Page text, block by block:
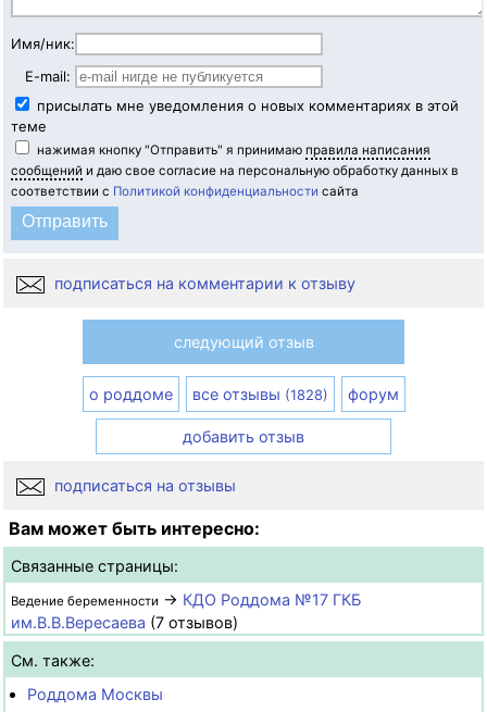
Имя/ник:
E-mail:
присылать мне уведомления о новых комментариях в этой
теме
нажимая кнопку "Отправить" я принимаю правила написания
сообщений и даю свое согласие на персональную обработку данных в
соответствии с Политикой конфиденциальности сайта
подписаться на комментарии к отзыву
следующий отзыв
о роддоме все отзывы (1828) форум
добавить отзыв
подписаться на отзывы
Вам может быть интересно:
Связанные страницы:
Ведение беременности → КДО Роддома №17 ГКБ
им.В.В.Вересаева (7 отзывов)
См. также:
Роддома Москвы